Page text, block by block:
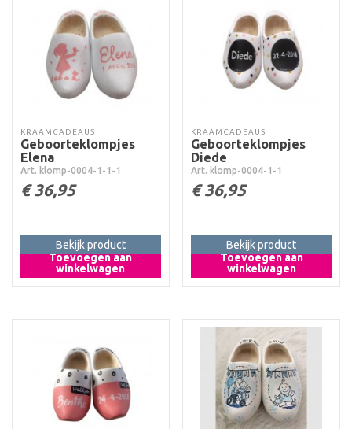
KRAAMCADEAUS
Geboorteklompjes
Elena
Art. klomp-0004-1-1-1
€36,95
Toevoegen aan
winkelwagen
Bekijk product
KRAAMCADEAUS
Geboorteklompjes
Diede
Art. klomp-0004-1-1
€36,95
Toevoegen aan
winkelwagen
Bekijk product